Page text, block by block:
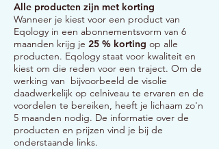
Alle producten zijn met korting
Wanneer je kiest voor een product van
Eqology in een abonnementsvorm van 6
maanden krijg je 25 % korting op alle
producten. Eqology staat voor kwaliteit en
kiest om die reden voor een traject. Om de
werking van bijvoorbeeld de visolie
daadwerkelijk op celniveau te ervaren en de
voordelen te bereiken, heeft je lichaam zo'n
5 maanden nodig. De informatie over de
producten en prijzen vind je bij de
onderstaande links.